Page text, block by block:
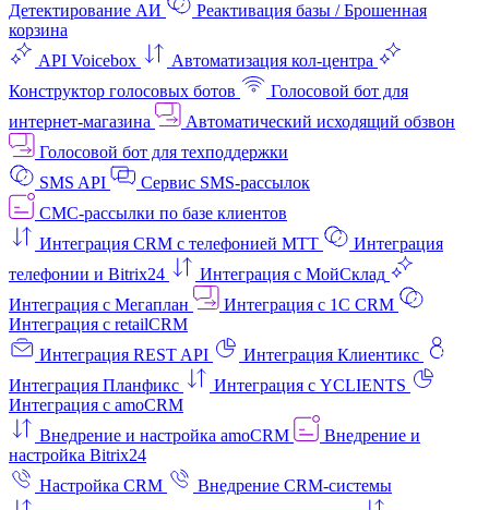
Детектирование АИ
Реактивация базы / Брошенная
корзина
API Voicebox
Автоматизация кол‑центра
Конструктор голосовых ботов
Голосовой бот для
интернет‑магазина
Автоматический исходящий обзвон
Голосовой бот для техподдержки
SMS API
Сервис SMS-рассылок
СМС-рассылки по базе клиентов
Интеграция CRM с телефонией МТТ
Интеграция
телефонии и Bitrix24
Интеграция с МойСклад
Интеграция с Мегаплан
Интеграция с 1C CRM
Интеграция с retailCRM
Интеграция REST API
Интеграция Клиентикс
Интеграция Планфикс
Интеграция с YCLIENTS
Интеграция с amoCRM
Внедрение и настройка amoCRM
Внедрение и
настройка Bitrix24
Настройка CRM
Внедрение CRM-системы